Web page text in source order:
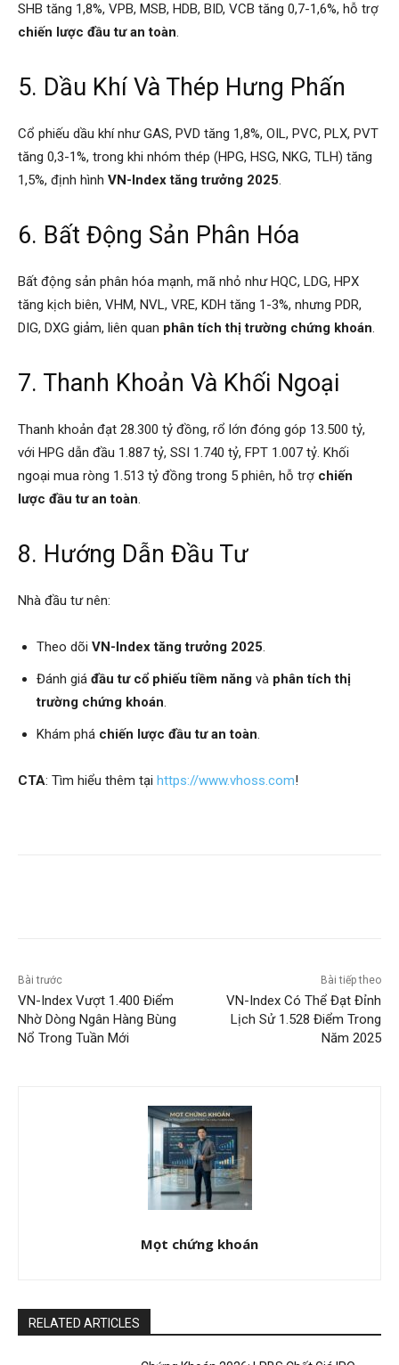
SHB tăng 1,8%, VPB, MSB, HDB, BID, VCB tăng 0,7-1,6%, hỗ trợ
chiến lược đầu tư an toàn.
5. Dầu Khí Và Thép Hưng Phấn
Cổ phiếu dầu khí như GAS, PVD tăng 1,8%, OIL, PVC, PLX, PVT
tăng 0,3-1%, trong khi nhóm thép (HPG, HSG, NKG, TLH) tăng
1,5%, định hình VN-Index tăng trưởng 2025.
6. Bất Động Sản Phân Hóa
Bất động sản phân hóa mạnh, mã nhỏ như HQC, LDG, HPX
tăng kịch biên, VHM, NVL, VRE, KDH tăng 1-3%, nhưng PDR,
DIG, DXG giảm, liên quan phân tích thị trường chứng khoán.
7. Thanh Khoản Và Khối Ngoại
Thanh khoản đạt 28.300 tỷ đồng, rổ lớn đóng góp 13.500 tỷ,
với HPG dẫn đầu 1.887 tỷ, SSI 1.740 tỷ, FPT 1.007 tỷ. Khối
ngoại mua ròng 1.513 tỷ đồng trong 5 phiên, hỗ trợ chiến
lược đầu tư an toàn.
8. Hướng Dẫn Đầu Tư
Nhà đầu tư nên:
Theo dõi VN-Index tăng trưởng 2025.
Đánh giá đầu tư cổ phiếu tiềm năng và phân tích thị
trường chứng khoán.
Khám phá chiến lược đầu tư an toàn.
CTA: Tìm hiểu thêm tại https://www.vhoss.com!
Bài trước
VN-Index Vượt 1.400 Điểm
Nhờ Dòng Ngân Hàng Bùng
Nổ Trong Tuần Mới
Bài tiếp theo
VN-Index Có Thể Đạt Đỉnh
Lịch Sử 1.528 Điểm Trong
Năm 2025
Mọt chứng khoán
RELATED ARTICLES